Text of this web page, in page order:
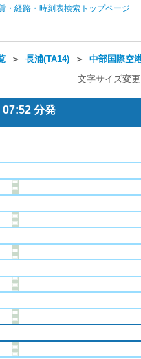
・経路・時刻表検索トップページ
＞ 長浦(TA14) ＞ 中部国際空
文字サイズ変更
分発